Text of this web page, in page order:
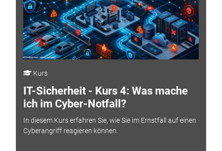
Kurs
IT-Sicherheit - Kurs 4: Was mache
ich im Cyber-Notfall?
In diesem Kurs erfahren Sie, wie Sie im Ernstfall auf einen
Cyberangriff reagieren können.